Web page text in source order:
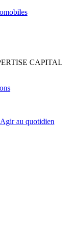
CAPITAL
Agir au quotidien